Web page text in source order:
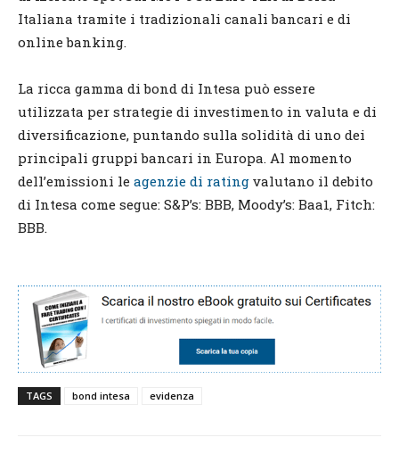
Italiana tramite i tradizionali canali bancari e di
online banking.
La ricca gamma di bond di Intesa può essere
utilizzata per strategie di investimento in valuta e di
diversificazione, puntando sulla solidità di uno dei
principali gruppi bancari in Europa. Al momento
dell’emissioni le agenzie di rating valutano il debito
di Intesa come segue: S&P’s: BBB, Moody’s: Baa1, Fitch:
BBB.
TAGS bond intesa evidenza